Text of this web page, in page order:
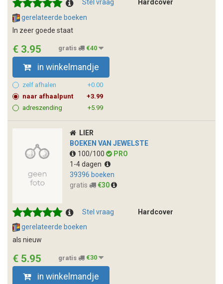
Stel vraag
Hardcover
gerelateerde boeken
In zeer goede staat
€ 3.95 gratis €40
in winkelmandje
zelf afhalen
+0.00
naar afhaalpunt
+3.99
adreszending
+5.99
LIER
BOEKEN VAN JEWELSTE
100/100
PRO
1-4 dagen
39396 boeken
gratis
€30
Stel vraag
Hardcover
gerelateerde boeken
als nieuw
€ 5.95 gratis €30
in winkelmandje